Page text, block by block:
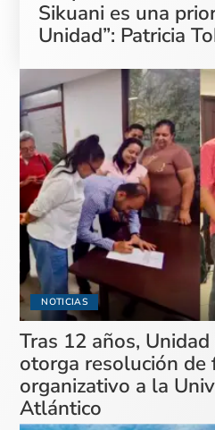
Sikuani es una
Unidad”: Patricia
NOTICIAS
Tras 12 años,
otorga resolución
organizativo a la
Atlántico